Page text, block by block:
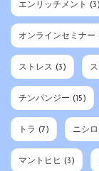
エンリッチメント (3)
オンラインセミナー
ストレス (3)
チンパンジー (15)
トラ (7) ニシ
マントヒヒ (3)